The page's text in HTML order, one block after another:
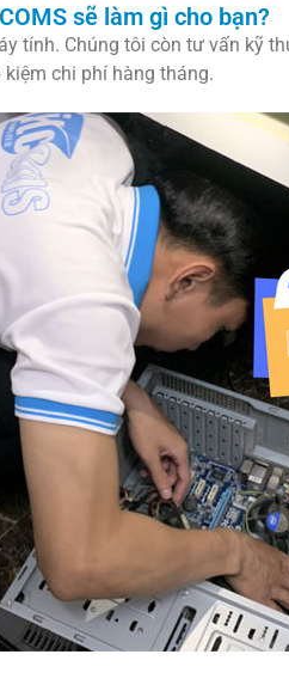
sẽ làm gì cho bạn?
tính. Chúng tôi còn tư vấn kỹ
chi phí hàng tháng.